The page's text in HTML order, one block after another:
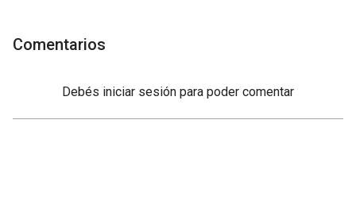
Comentarios
Debés iniciar sesión para poder comentar